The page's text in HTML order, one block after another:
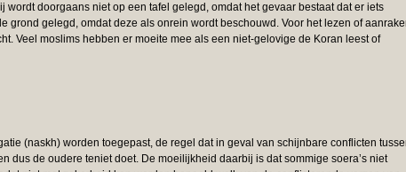
doorgaans niet op een tafel gelegd, omdat het gevaar bestaat dat er iets
grond gelegd, omdat deze als onrein wordt beschouwd. Voor het lezen of
Veel moslims hebben er moeite mee als een niet-gelovige de Koran leest of
(naskh) worden toegepast, de regel dat in geval van schijnbare conflicten
dus de oudere teniet doet. De moeilijkheid daarbij is dat sommige soera’s niet